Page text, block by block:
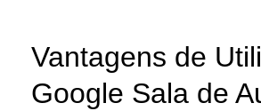
Vantagens de
Google Sala de